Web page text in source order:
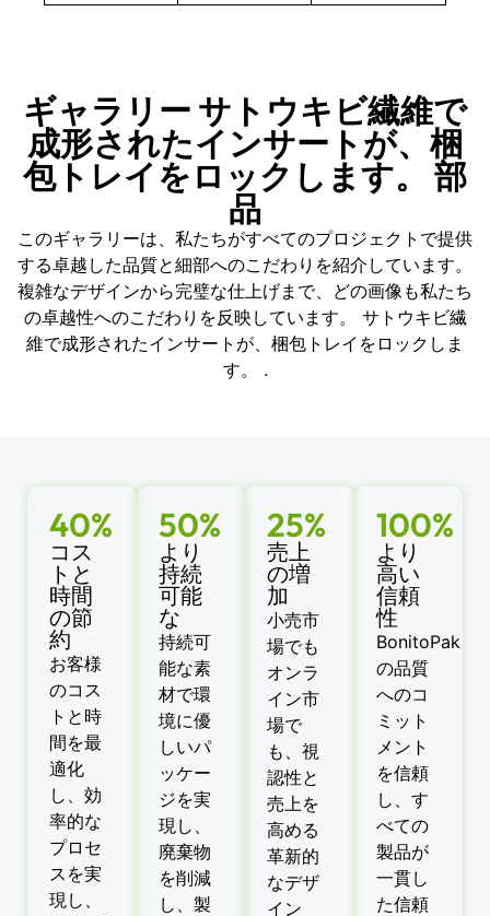
ギャラリー サトウキビ繊維で
成形されたインサートが、梱
包トレイをロックします。 部
品
このギャラリーは、私たちがすべてのプロジェクトで提供
する卓越した品質と細部へのこだわりを紹介しています。
複雑なデザインから完璧な仕上げまで、どの画像も私たち
の卓越性へのこだわりを反映しています。 サトウキビ繊
維で成形されたインサートが、梱包トレイをロックしま
す。 .
40%
コス
トと
時間
の節
約
お客様
のコス
トと時
間を最
適化
し、効
率的な
プロセ
スを実
現し、
50%
より
持続
可能
な
持続可
能な素
材で環
境に優
しいパ
ッケー
ジを実
現し、
廃棄物
を削減
し、製
25%
売上
の増
加
小売市
場でも
オンラ
イン市
場で
も、視
認性と
売上を
高める
革新的
なデザ
イン
100%
より
高い
信頼
性
BonitoPak
の品質
へのコ
ミット
メント
を信頼
し、す
べての
製品が
一貫し
た信頼